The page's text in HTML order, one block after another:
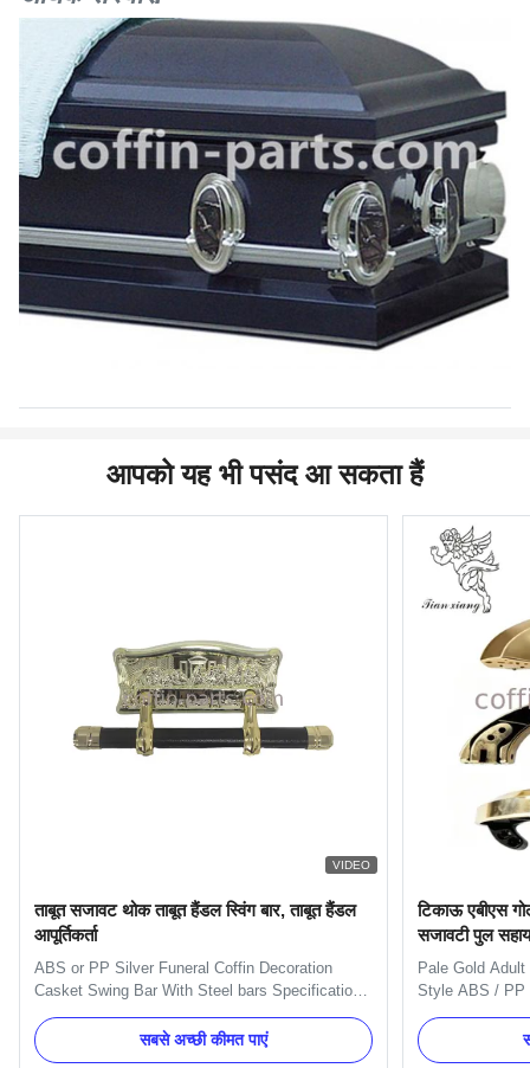
आपको यह भी पसंद आ सकता हैं
VIDEO
ताबूत सजावट थोक ताबूत हैंडल स्विंग बार, ताबूत हैंडल
आपूर्तिकर्ता
ABS or PP Silver Funeral Coffin Decoration
Casket Swing Bar With Steel bars Specification:
handles ,8pcs end caps and 2 long bars and 2
short bars. Item Name TX-A Swing bar Material
सबसे अच्छी कीमत पाएं
टिकाऊ एबीएस
सजावटी पुल
Pale Gold
Style ABS / PP
Specification
material is PP